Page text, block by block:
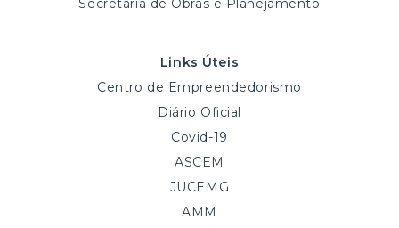
Secretaria de Obras e Planejamento
Links Úteis
Centro de Empreendedorismo
Diário Oficial
Covid-19
ASCEM
JUCEMG
AMM